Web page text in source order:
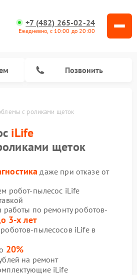
+7 (482) 265-02-24
Ежедневно, с 10:00 до 20:00
Позвонить
с роликами щеток
iLife
щеток
даже при отказе от
робот-пылесос iLife
работы по ремонту роботов-
3-х лет
пылесосов iLife в
20%
на ремонт
iLife